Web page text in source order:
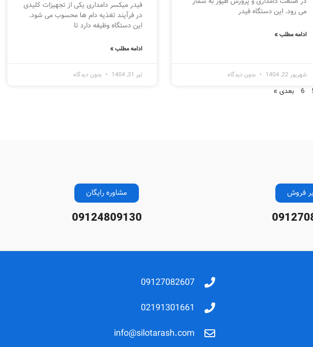
می رود. این دستگاه فیدر
ادامه مطلب »
شهریور 22, 1404 بدون دیدگاه
فیدر میکسر دامداری یکی از تجهیزات کلیدی
در فرآیند تغذیه دام ها محسوب می شود.
این دستگاه وظیفه دارد تا
ادامه مطلب »
تیر 31, 1404 بدون دیدگاه
6 بعدی »
فروش مشاوره رایگان
09124809130
09127082607
02191301661
info@silotarash.com